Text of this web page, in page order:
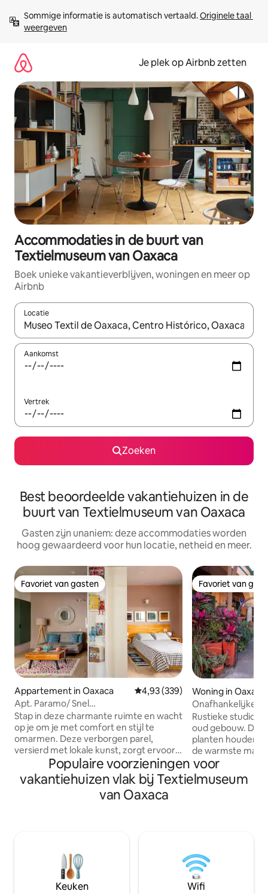
direct
naar
Sommige informatie is automatisch vertaald. Originele taal
weergeven
Je plek op Airbnb zetten
Accommodaties in de buurt van
Textielmuseum van Oaxaca
Boek unieke vakantieverblijven, woningen en meer op
Airbnb
Locatie
Wanneer er resultaten beschikbaar zijn, maak je een keuze
Aankomst
Vertrek
Zoeken
Best beoordeelde vakantiehuizen in de
buurt van Textielmuseum van Oaxaca
Gasten zijn unaniem: deze accommodaties worden
hoog gewaardeerd voor hun locatie, netheid en meer.
Favoriet van gasten
Favoriet van gasten
Appartement in Oaxaca Gemiddelde beoordeling van
4,93 (339)
Apt. Paramo/ Snel
internet/Design/Comfort/Uitgerust
Stap in deze charmante ruimte en wacht
op je om je met comfort en stijl te
omarmen. Deze verborgen parel,
versierd met lokale kunst, zorgt ervoor
dat je je meteen thuis voelt. Dicht bij het
centrum(10 minuten rijden of 20
minuten lopen bergafwaarts) Casa
Páramo nodigt je uit om het hart van de
je momenten van ontspanning.
Verander Casa Páramo in je persoonlijke
toevluchtsoord. Reserveer vandaag nog
je stukje paradijs!
Favoriet van
Favoriet van
Woning in Oaxaca
Onafhankelijke
Downtown
Rustieke studio
oud gebouw. De
planten houden
de warmste
kamer een beetje
hebt een zonnig terras.
winkels op
van ons. Lees
boekt. Niet
baby's/kinderen/
Populaire voorzieningen voor
vakantiehuizen vlak bij Textielmuseum
van Oaxaca
Keuken Wifi